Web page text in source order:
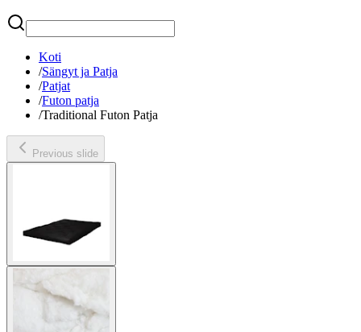
Etsi
Koti
/Sängyt ja Patja
/Patjat
/Futon patja
/Traditional Futon Patja
Previous slide